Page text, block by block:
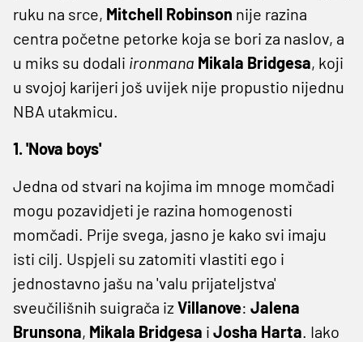
ruku na srce, Mitchell Robinson nije razina
centra početne petorke koja se bori za naslov, a
u miks su dodali ironmana Mikala Bridgesa, koji
u svojoj karijeri još uvijek nije propustio nijednu
NBA utakmicu.
1. 'Nova boys'
Jedna od stvari na kojima im mnoge momčadi
mogu pozavidjeti je razina homogenosti
momčadi. Prije svega, jasno je kako svi imaju
isti cilj. Uspjeli su zatomiti vlastiti ego i
jednostavno jašu na 'valu prijateljstva'
sveučilišnih suigrača izVillanove: Jalena
Brunsona, Mikala Bridgesa i Josha Harta. Iako